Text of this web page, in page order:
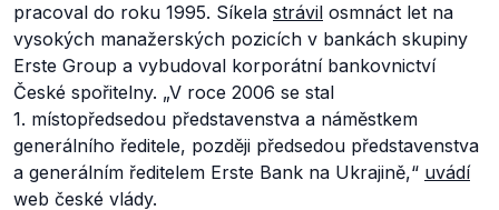
pracoval do roku 1995. Síkela strávil osmnáct let na
vysokých manažerských pozicích v bankách skupiny
Erste Group a vybudoval korporátní bankovnictví
České spořitelny. „V roce 2006 se stal
1. místopředsedou představenstva a náměstkem
generálního ředitele, později předsedou představenstva
a generálním ředitelem Erste Bank na Ukrajině,“ uvádí
web české vlády.